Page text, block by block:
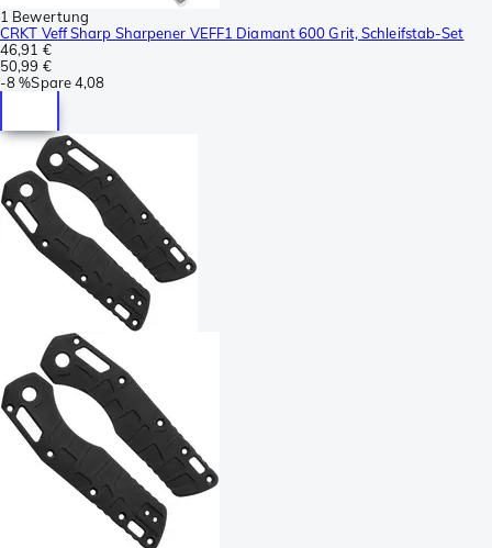
1 Bewertung
CRKT Veff Sharp Sharpener VEFF1 Diamant 600 Grit, Schleifstab-Set
46,91 €
50,99 €
-8 %Spare4,08